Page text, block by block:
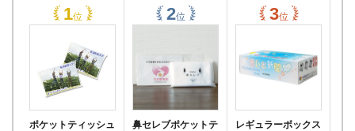
位
ポケットティッシュ
位
鼻セレブポケットテ
位
レギュラーボックス